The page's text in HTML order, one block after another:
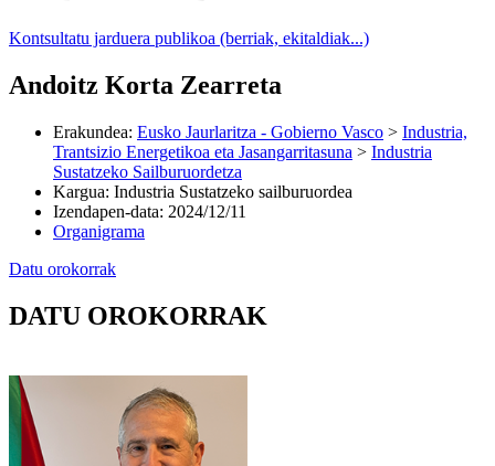
Kontsultatu jarduera publikoa (berriak, ekitaldiak...)
Andoitz Korta Zearreta
Erakundea: Eusko Jaurlaritza - Gobierno Vasco > Industria,
Trantsizio Energetikoa eta Jasangarritasuna > Industria
Sustatzeko Sailburuordetza
Kargua: Industria Sustatzeko sailburuordea
Izendapen-data: 2024/12/11
Organigrama
Datu orokorrak
DATU OROKORRAK